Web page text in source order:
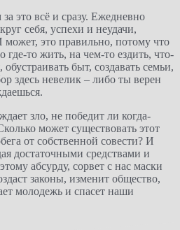
это всё и сразу. Ежедневно
себя, успехи и неудачи,
может, это правильно, потому что
где-то жить, на чем-то ездить, что-
быт, создавать семьи,
здесь невелик – либо ты верен
зло, не победит ли когда-
может существовать этот
от собственной совести? И
достаточными средствами и
абсурду, сорвет с нас маски
законы, изменит общество,
молодежь и спасет наши